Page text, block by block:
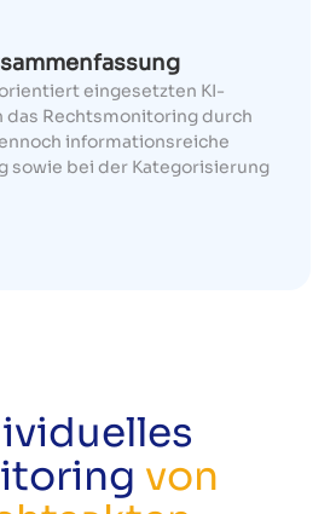
eingesetzten KI-
das Rechtsmonitoring durch
informationsreiche
sowie bei der Kategorisierung
von